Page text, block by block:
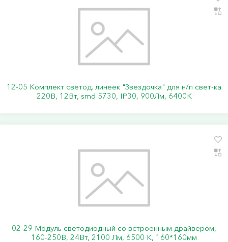
12-05 Комплект светод. линеек "Звездочка" для н/п свет-ка
220В, 12Вт, smd 5730, IP30, 900Лм, 6400К
02-29 Модуль светодиодный со встроенным драйвером,
160-250В, 24Вт, 2100 Лм, 6500 К, 160*160мм